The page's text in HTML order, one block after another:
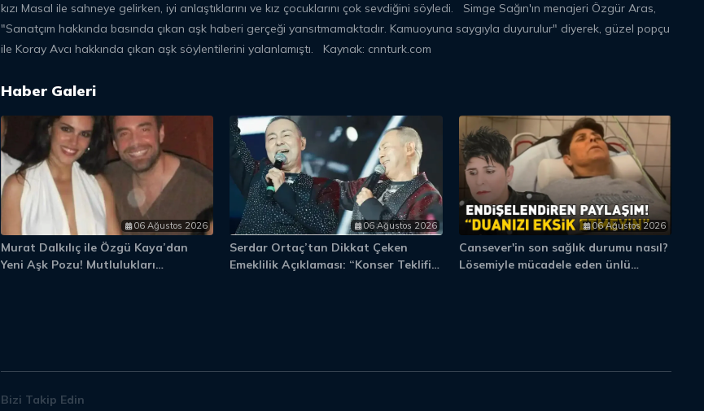
kızı Masal ile sahneye gelirken, iyi anlaştıklarını ve kız çocuklarını çok sevdiğini söyledi. Simge Sağın'ın menajeri Özgür Aras,
"Sanatçım hakkında basında çıkan aşk haberi gerçeği yansıtmamaktadır. Kamuoyuna saygıyla duyurulur" diyerek, güzel popçu
ile Koray Avcı hakkında çıkan aşk söylentilerini yalanlamıştı. Kaynak: cnnturk.com
Haber Galeri
06 Ağustos 2026
Murat Dalkılıç ile Özgü Kaya’dan
Yeni Aşk Pozu! Mutlulukları
06 Ağustos 2026
Serdar Ortaç’tan Dikkat Çeken
Emeklilik Açıklaması: “Konser Teklifi
06 Ağustos 2026
Cansever'in son sağlık durumu nasıl?
Lösemiyle mücadele eden ünlü
Bizi Takip Edin